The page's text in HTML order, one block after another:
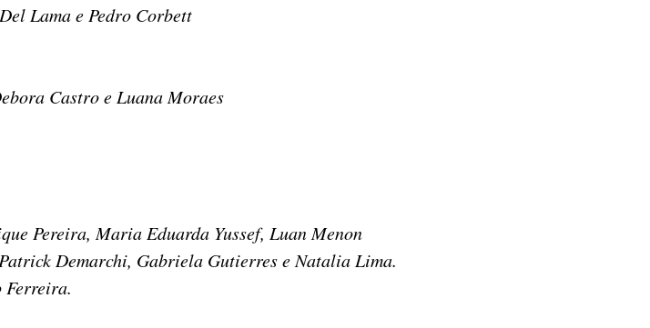
Lama e Pedro Corbett
Castro e Luana Moraes
Pereira, Maria Eduarda Yussef, Luan Menon
Demarchi, Gabriela Gutierres e Natalia Lima.